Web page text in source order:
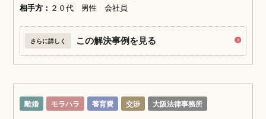
相手方： ２０代 男性 会社員
さらに詳しく この解決事例を見る
離婚 モラハラ 養育費 交渉 大阪法律事務所